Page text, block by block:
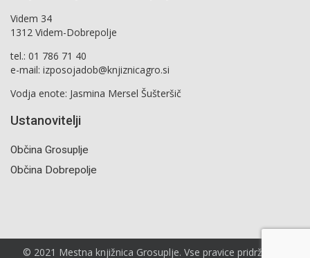
Videm 34
1312 Videm-Dobrepolje
tel.: 01 786 71 40
e-mail: izposojadob@knjiznicagro.si
Vodja enote: Jasmina Mersel Šušteršič
Ustanovitelji
Občina Grosuplje
Občina Dobrepolje
© 2021 Mestna knjižnica Grosuplje. Vse pravice pridržane |